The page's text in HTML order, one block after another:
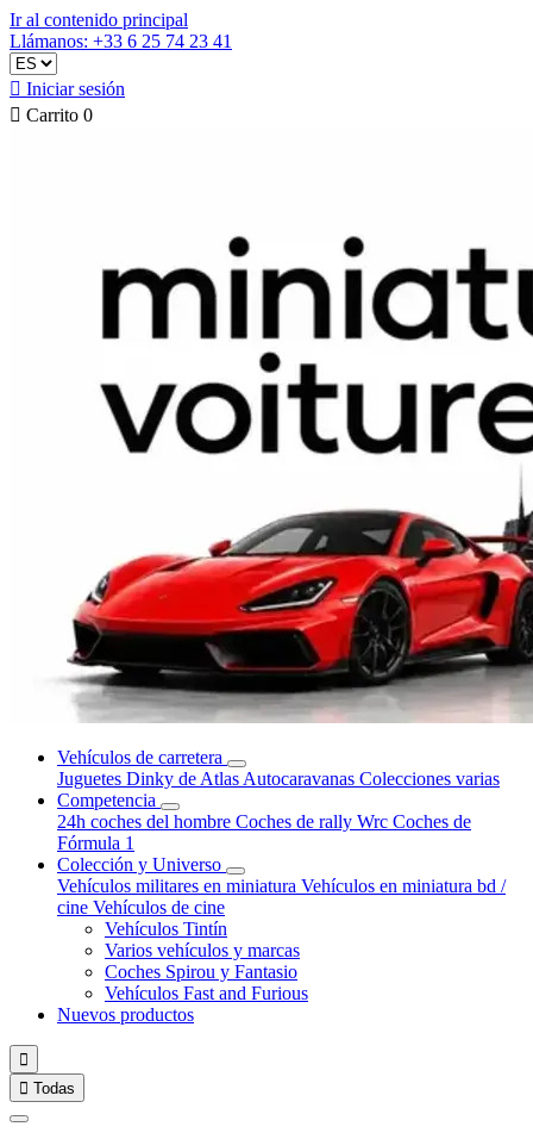
Ir al contenido principal
Llámanos: +33 6 25 74 23 41
 Iniciar sesión
 Carrito 0
Vehículos de carretera
Juguetes Dinky de Atlas Autocaravanas Colecciones varias
Competencia
24h coches del hombre Coches de rally Wrc Coches de
Fórmula 1
Colección y Universo
Vehículos militares en miniatura Vehículos en miniatura bd /
cine Vehículos de cine
Vehículos Tintín
Varios vehículos y marcas
Coches Spirou y Fantasio
Vehículos Fast and Furious
Nuevos productos

 Todas